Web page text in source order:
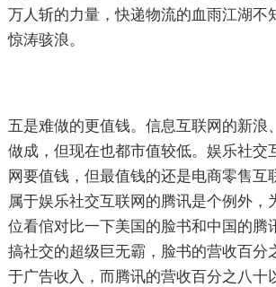
万人斩的力量，快递物流的血雨江湖不
惊涛骇浪。
五是难做的更值钱。信息互联网的新浪
做成，但现在也都市值较低。娱乐社交
网要值钱，但最值钱的还是电商零售互
属于娱乐社交互联网的腾讯是个例外，
位看倌对比一下美国的脸书和中国的腾
搞社交的超级巨无霸，脸书的营收百分
于广告收入，而腾讯的营收百分之八十